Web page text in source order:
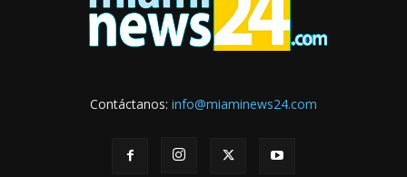
Contáctanos: info@miaminews24.com